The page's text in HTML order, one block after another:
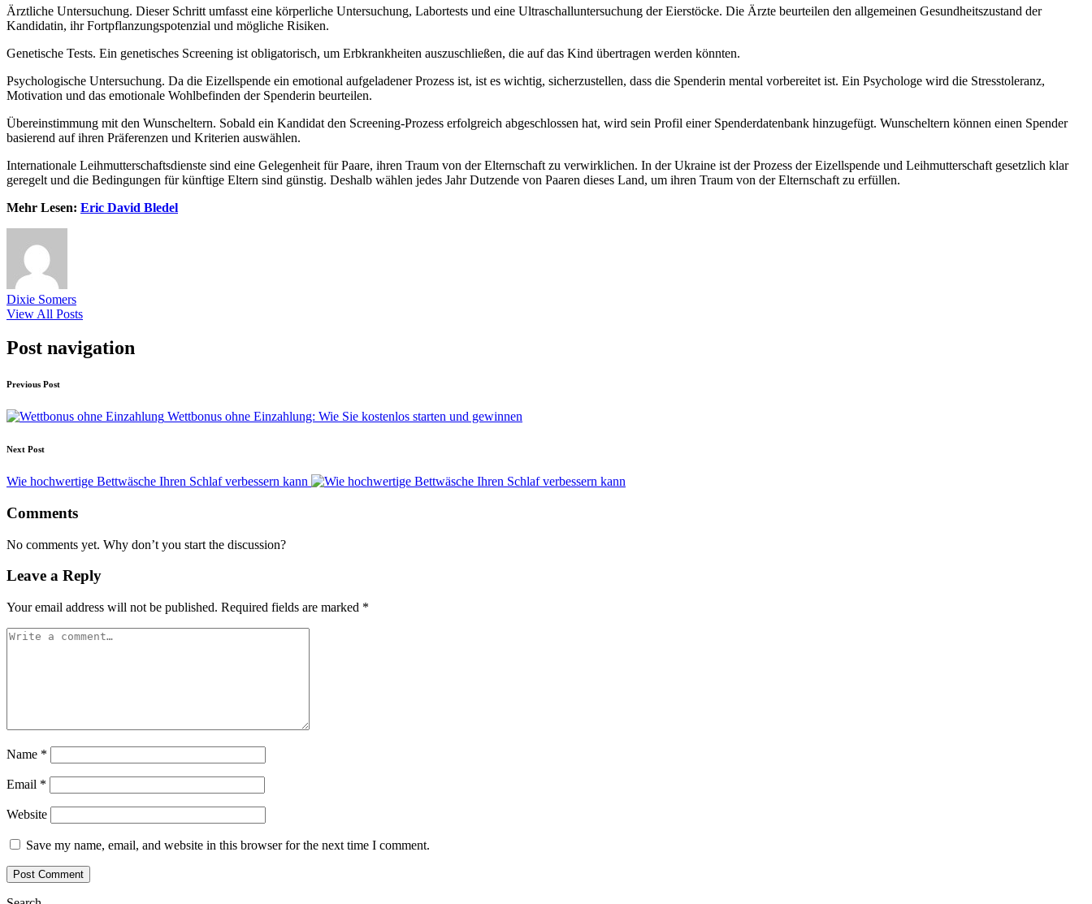
Ärztliche Untersuchung. Dieser Schritt umfasst eine körperliche Untersuchung, Labortests und eine Ultraschalluntersuchung der Eierstöcke. Die Ärzte beurteilen den allgemeinen Gesundheitszustand der
Kandidatin, ihr Fortpflanzungspotenzial und mögliche Risiken.
Genetische Tests. Ein genetisches Screening ist obligatorisch, um Erbkrankheiten auszuschließen, die auf das Kind übertragen werden könnten.
Psychologische Untersuchung. Da die Eizellspende ein emotional aufgeladener Prozess ist, ist es wichtig, sicherzustellen, dass die Spenderin mental vorbereitet ist. Ein Psychologe wird die Stresstoleranz,
Motivation und das emotionale Wohlbefinden der Spenderin beurteilen.
Übereinstimmung mit den Wunscheltern. Sobald ein Kandidat den Screening-Prozess erfolgreich abgeschlossen hat, wird sein Profil einer Spenderdatenbank hinzugefügt. Wunscheltern können einen Spender
basierend auf ihren Präferenzen und Kriterien auswählen.
Internationale Leihmutterschaftsdienste sind eine Gelegenheit für Paare, ihren Traum von der Elternschaft zu verwirklichen. In der Ukraine ist der Prozess der Eizellspende und Leihmutterschaft gesetzlich klar
geregelt und die Bedingungen für künftige Eltern sind günstig. Deshalb wählen jedes Jahr Dutzende von Paaren dieses Land, um ihren Traum von der Elternschaft zu erfüllen.
Mehr Lesen: Eric David Bledel
Dixie Somers
View All Posts
Post navigation
Previous Post
Wettbonus ohne Einzahlung: Wie Sie kostenlos starten und gewinnen
Next Post
Wie hochwertige Bettwäsche Ihren Schlaf verbessern kann
Comments
No comments yet. Why don’t you start the discussion?
Leave a Reply
Your email address will not be published. Required fields are marked *
Name *
Email *
Website
Save my name, email, and website in this browser for the next time I comment.